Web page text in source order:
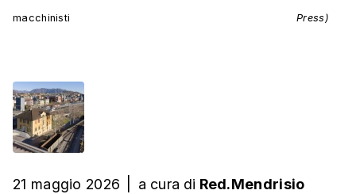
macchinisti Press)
21 maggio 2026 a cura di Red.Mendrisio